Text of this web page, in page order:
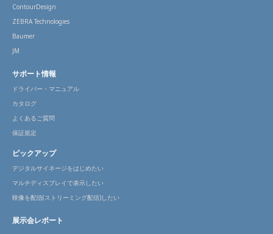
ContourDesign
ZEBRA Technologies
Baumer
JM
サポート情報
ドライバー・マニュアル
カタログ
よくあるご質問
保証規定
ピックアップ
デジタルサイネージをはじめたい
マルチディスプレイで表示したい
映像を配信(ストリーミング配信)したい
展示会レポート